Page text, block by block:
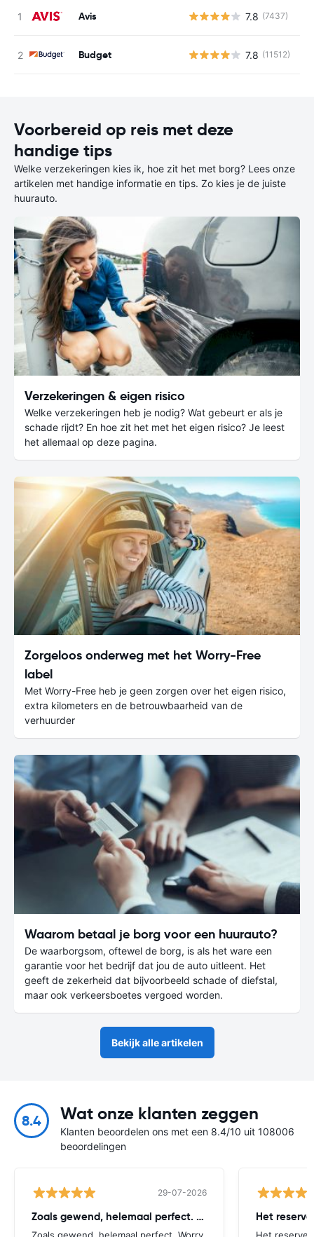
Avis 7.8 (7437)
Budget 7.8 (11512)
Voorbereid op reis met deze
handige tips
Welke verzekeringen kies ik, hoe zit het met borg? Lees onze
artikelen met handige informatie en tips. Zo kies je de juiste
huurauto.
Verzekeringen & eigen risico
Welke verzekeringen heb je nodig? Wat gebeurt er als je
schade rijdt? En hoe zit het met het eigen risico? Je leest
het allemaal op deze pagina.
Zorgeloos onderweg met het Worry-Free
label
Met Worry-Free heb je geen zorgen over het eigen risico,
extra kilometers en de betrouwbaarheid van de
verhuurder
Waarom betaal je borg voor een huurauto?
De waarborgsom, oftewel de borg, is als het ware een
garantie voor het bedrijf dat jou de auto uitleent. Het
geeft de zekerheid dat bijvoorbeeld schade of diefstal,
maar ook verkeersboetes vergoed worden.
Bekijk alle artikelen
8.4 Wat onze klanten zeggen
Klanten beoordelen ons met een 8.4/10 uit 108006
beoordelingen
29-07-2026
Zoals gewend, helemaal perfect. Worry Het